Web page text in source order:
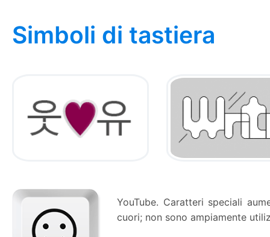
Simboli di tastiera
Rendere il testo
fresco
utilizzando i
simboli
YouTube. Caratteri speciali
cuori; non sono ampiamente